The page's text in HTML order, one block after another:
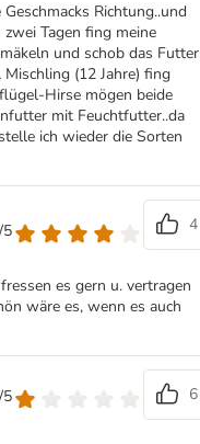
Richtung..und
Tagen fing meine
und schob das Futter
(12 Jahre) fing
Hirse mögen beide
mit Feuchtfutter..da
ich wieder die Sorten
5
4
es gern u. vertragen
wäre es, wenn es auch
5
6